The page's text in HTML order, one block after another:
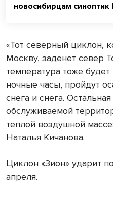
новосибирцам синоптик
«Тот северный циклон,
Москву, заденет север
температура тоже
ночные часы, пройдут
снега и снега.
обслуживаемой
теплой воздушной
Наталья Кичанова.
Циклон «Зион» ударит
апреля.